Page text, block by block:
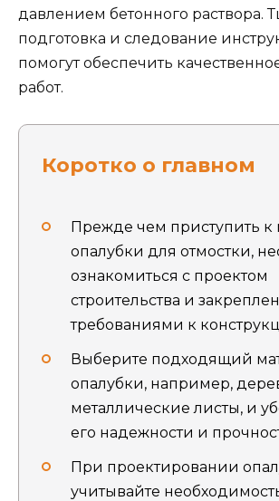
давлением бетонного раствора.
подготовка и следование
помогут обеспечить
работ.
Коротко о главном
Прежде чем приступить к
опалубки для отмостки,
ознакомиться с проектом
строительства и
требованиями к
Выберите подходящий
опалубки, например,
металлические листы, и
его надежности и
При проектировании
учитывайте